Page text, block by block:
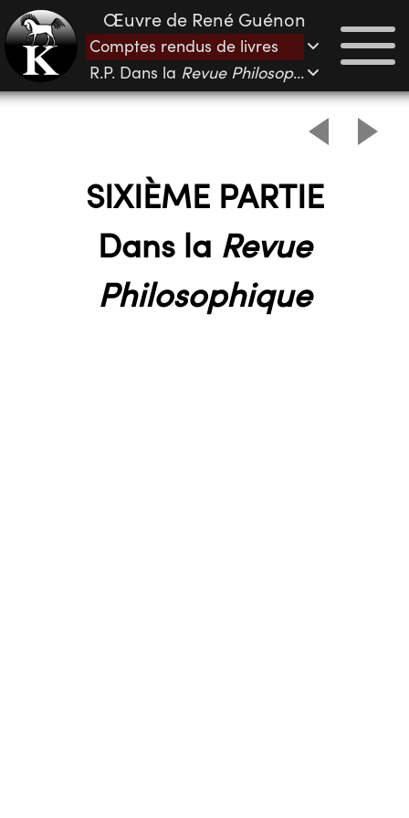
Œuvre de René Guénon
Comptes rendus de livres
R.P. Dans la Revue Philosophique
SIXIÈME PARTIE
Dans la Revue
Philosophique